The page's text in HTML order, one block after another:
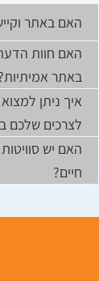
האם באתר
האם חוות
באתר
איך ניתן
לצרכים שלכם
האם יש
חיים?